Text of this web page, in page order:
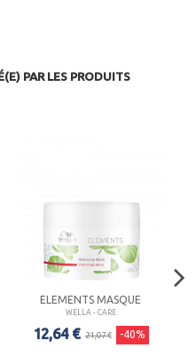
PAR LES PRODUITS
ELEMENTS MASQUE
WELLA - CARE
12,64 € 21,07 € -40%